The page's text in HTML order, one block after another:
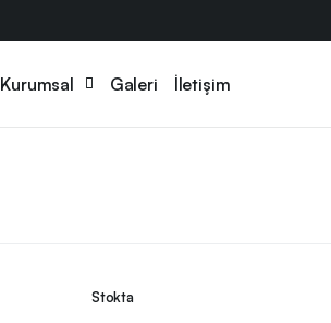
Kurumsal Galeri İletişim
Stokta